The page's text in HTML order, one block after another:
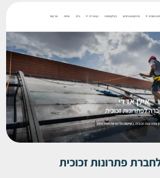
פתרונות זכוכית